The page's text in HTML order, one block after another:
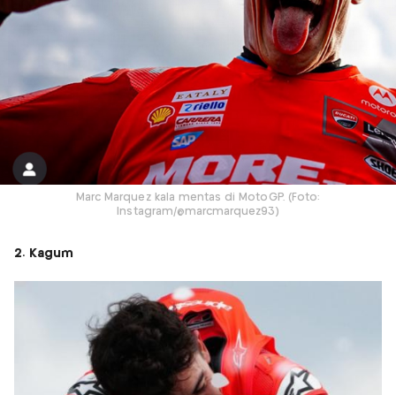
Marc Marquez kala mentas di MotoGP. (Foto:
Instagram/@marcmarquez93)
2. Kagum